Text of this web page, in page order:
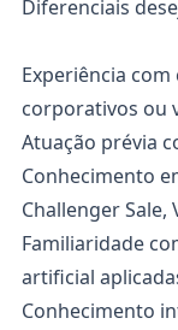
Diferenciais
Experiência
corporativos ou
Atuação prévia
Conhecimento
Challenger
Familiaridade
artificial
Conhecimento